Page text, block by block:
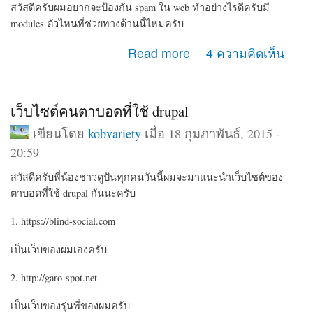
สวัสดีครับผมอยากจะป้องกัน spam ใน web ทำอย่างไรดีครับมี
modules ตัวไหนที่ช่วยทางด้านนี้ไหมครับ
Read more 4 ความคิดเห็น
เว็บไซต์คนตาบอดที่ใช้ drupal
เขียนโดย kobvarietyเมื่อ 18 กุมภาพันธ์, 2015 -
20:59
สวัสดีครับพี่น้องชาวดูปันทุกคนวันนี้ผมจะมาแนะนำเว็บไซต์ของ
ตาบอดที่ใช้ drupal กันนะครับ
1. https://blind-social.com
เป็นเว็บของผมเองครับ
2. http://garo-spot.net
เป็นเว็บของรุ่นพี่ของผมครับ